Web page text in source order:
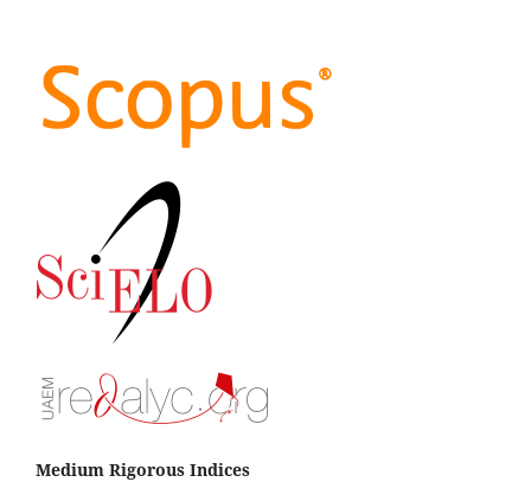
Medium Rigorous Indices